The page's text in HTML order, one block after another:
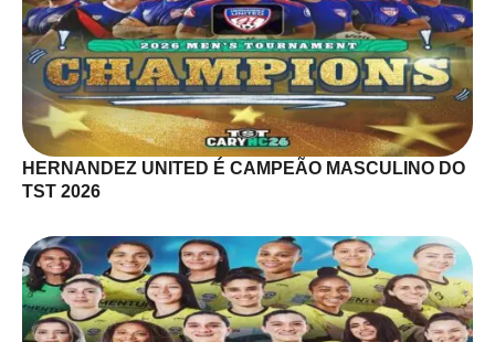
HERNANDEZ UNITED É CAMPEÃO MASCULINO DO
TST 2026